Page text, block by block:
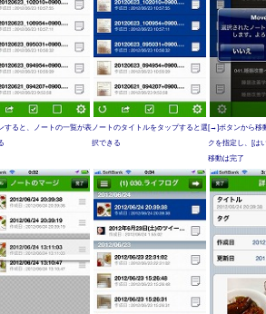
すると、ノートの一覧が表ノートのタイトルをタップすると選
択できる
[→]ボタンから移
クを指定し、[は
移動は完了